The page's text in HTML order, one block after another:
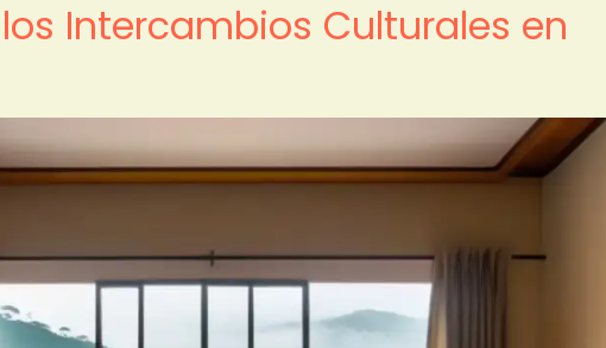
Intercambios Culturales en